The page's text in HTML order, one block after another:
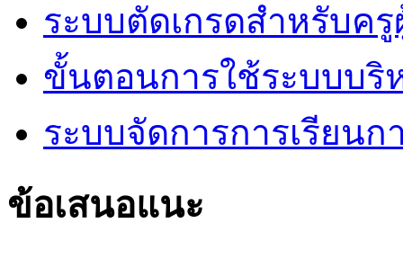
ระบบตัดเกรดสำหรับค
ขั้นตอนการใช้ระบบบริ
ระบบจัดการการเรียน
ข้อเสนอแนะ